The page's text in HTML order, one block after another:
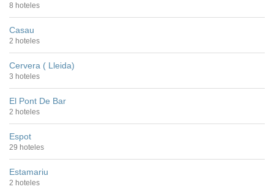
8 hoteles
Casau
2 hoteles
Cervera ( Lleida)
3 hoteles
El Pont De Bar
2 hoteles
Espot
29 hoteles
Estamariu
2 hoteles